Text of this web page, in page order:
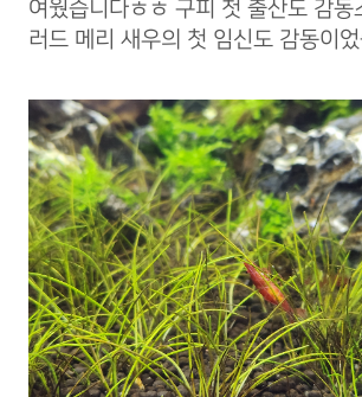
여웠습니다ㅎㅎ 구피 첫 출산도 감동
러드 메리 새우의 첫 임신도 감동이